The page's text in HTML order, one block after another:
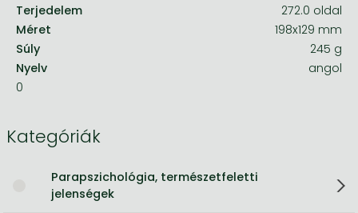
Terjedelem
272.0 oldal
Méret
198x129 mm
Súly
245 g
Nyelv
angol
0
Kategóriák
Parapszichológia, természetfeletti
jelenségek